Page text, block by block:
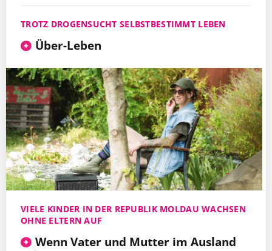
TROTZ DROGENSUCHT SELBSTBESTIMMT LEBEN
Über-Leben
VIELE KINDER IN DER REPUBLIK MOLDAU WACHSEN
OHNE ELTERN AUF
Wenn Vater und Mutter im Ausland